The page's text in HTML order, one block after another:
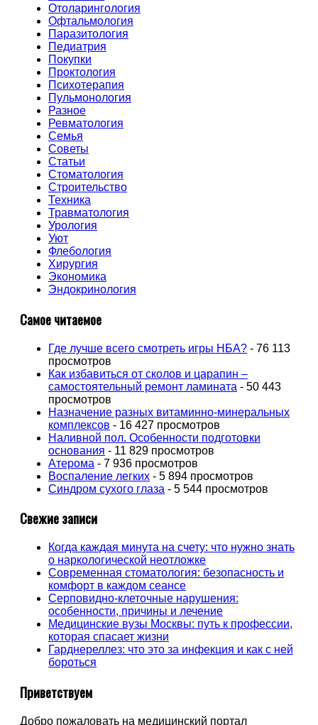
Отоларингология
Офтальмология
Паразитология
Педиатрия
Покупки
Проктология
Психотерапия
Пульмонология
Разное
Ревматология
Семья
Советы
Статьи
Стоматология
Строительство
Техника
Травматология
Урология
Уют
Флебология
Хирургия
Экономика
Эндокринология
Самое читаемое
Где лучше всего смотреть игры НБА? - 76 113
просмотров
Как избавиться от сколов и царапин –
самостоятельный ремонт ламината - 50 443
просмотров
Назначение разных витаминно-минеральных
комплексов - 16 427 просмотров
Наливной пол. Особенности подготовки
основания - 11 829 просмотров
Атерома - 7 936 просмотров
Воспаление легких - 5 894 просмотров
Синдром сухого глаза - 5 544 просмотров
Свежие записи
Когда каждая минута на счету: что нужно знать
о наркологической неотложке
Современная стоматология: безопасность и
комфорт в каждом сеансе
Серповидно-клеточные нарушения:
особенности, причины и лечение
Медицинские вузы Москвы: путь к профессии,
которая спасает жизни
Гарднереллез: что это за инфекция и как с ней
бороться
Приветствуем
Добро пожаловать на медицинский портал